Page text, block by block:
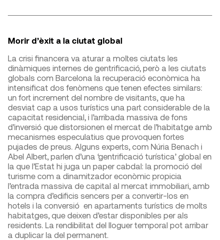
Morir d’èxit a la ciutat global
La crisi financera va aturar a moltes ciutats les
dinàmiques internes de gentrificació, però a les ciutats
globals com Barcelona la recuperació econòmica ha
intensificat dos fenòmens que tenen efectes similars:
un fort increment del nombre de visitants, que ha
desviat cap a usos turístics una part considerable de la
capacitat residencial, i l’arribada massiva de fons
d’inversió que distorsionen el mercat de l’habitatge amb
mecanismes especulatius que provoquen fortes
pujades de preus. Alguns experts, com Núria Benach i
Abel Albert, parlen d’una ‘gentrificació turística’ global en
la que l’Estat hi juga un paper cabdal: la promoció del
turisme com a dinamitzador econòmic propicia
l’entrada massiva de capital al mercat immobiliari, amb
la compra d’edificis sencers per a convertir-los en
hotels i la conversió en apartaments turístics de molts
habitatges, que deixen d’estar disponibles per als
residents. La rendibilitat del lloguer temporal pot arribar
a duplicar la del permanent.